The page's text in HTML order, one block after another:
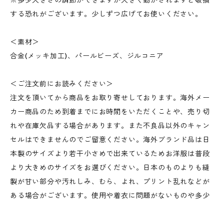
する恐れがございます。少しずつ広げてお使いください。
＜素材＞
合金(メッキ加工)、パールビーズ、ジルコニア
＜ご注文前にお読みください＞
注文を頂いてから商品をお取り寄せしております。海外メー
カー商品のため到着までにお時間をいただくことや、売り切
れや在庫欠品する場合があります。また不良品以外のキャン
セルはできませんのでご留意ください。海外ブランド品は日
本製のサイズより若干小さめで出来ているためお洋服は普段
より大きめのサイズをお選びください。日本のものよりも縫
製が甘い部分や汚れしみ、むら、よれ、プリント乱れなどが
ある場合がございます。使用や着衣に問題がないものや多少